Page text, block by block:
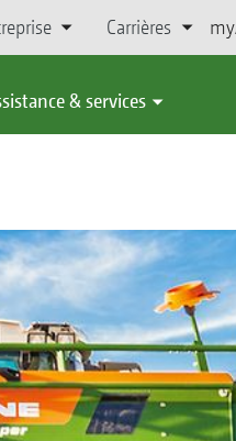
Carrières
& services